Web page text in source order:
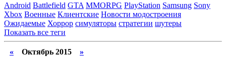
Android Battlefield GTA MMORPG PlayStation Samsung Sony
Xbox Военные Клиентские Новости модостроения
Ожидаемые Хоррор симуляторы стратегии шутеры
Показать все теги
« Октябрь 2015 »